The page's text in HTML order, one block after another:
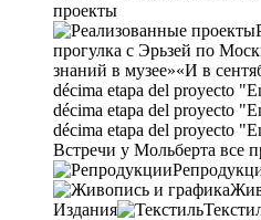
проекты
прогулка с Эрьзей по
знаний в музее»«И в
décima etapa del proyecto
décima etapa del proyecto
décima etapa del proyecto
Встречи у Мольберта все
Издания